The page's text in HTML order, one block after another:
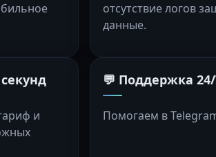
отсутствие логов
данные.
и
💬 Поддержка
Помогаем в